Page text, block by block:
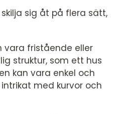
sig åt på flera sätt,
vara fristående eller
struktur, som ett hus
kan vara enkel och
med kurvor och